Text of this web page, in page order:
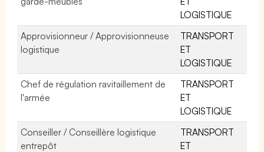
LOGISTIQUE
Approvisionneur / Approvisionneuse
logistique
TRANSPORT
ET
LOGISTIQUE
Chef de régulation ravitaillement de
l'armée
TRANSPORT
ET
LOGISTIQUE
Conseiller / Conseillère logistique
entrepôt
TRANSPORT
ET